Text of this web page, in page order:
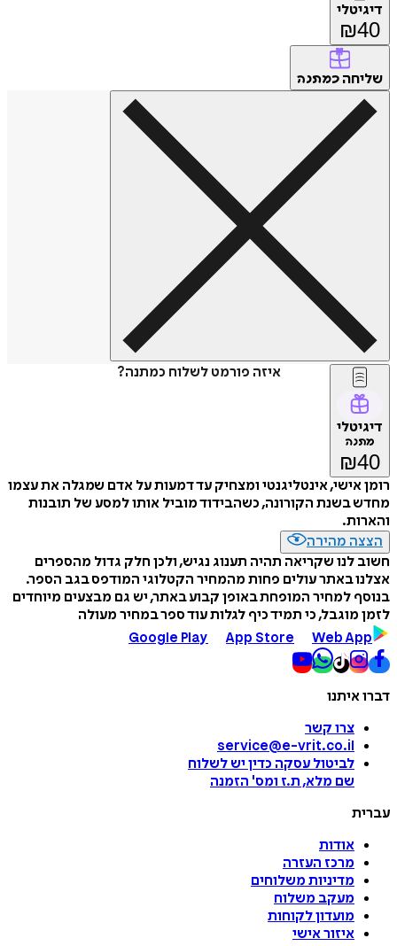
דיגיטלי
₪40
שליחה כמתנה
איזה פורמט לשלוח כמתנה?
דיגיטלי
מתנה
₪40
רומן אישי, אינטליגנטי ומצחיק עד דמעות על אדם שמגלה את עצמו
מחדש בשנת הקורונה, כשהבידוד מוביל אותו למסע של תובנות
והארות.
הצצה מהירה
חשוב לנו שקריאה תהיה תענוג נגיש, ולכן חלק גדול מהספרים
אצלנו באתר עולים פחות מהמחיר הקטלוגי המודפס בגב הספר.
בנוסף למחיר המופחת באופן קבוע באתר, יש גם מבצעים מיוחדים
לזמן מוגבל, כי תמיד כיף לגלות עוד ספר במחיר מעולה
Google Play
App Store Web App
דברו איתנו
צרו קשר
service@e-vrit.co.il
לביטול עסקה כדין יש לשלוח
שם מלא, ת.ז ומס' הזמנה
עברית
אודות
מרכז העזרה
מדיניות משלוחים
מעקב משלוח
מועדון לקוחות
איזור אישי